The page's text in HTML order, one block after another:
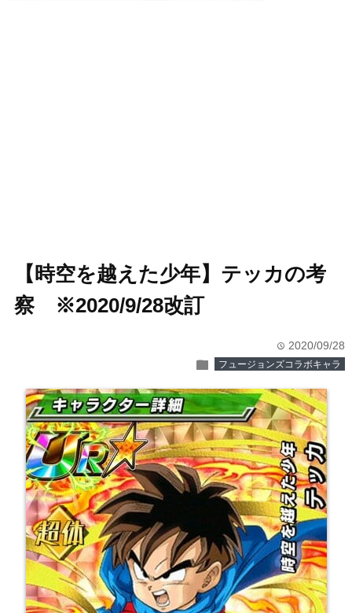
【時空を越えた少年】テッカの考
察 ※2020/9/28改訂
time 2020/09/28
folder フュージョンズコラボキャラ